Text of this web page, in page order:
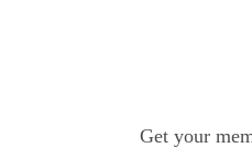
Get your